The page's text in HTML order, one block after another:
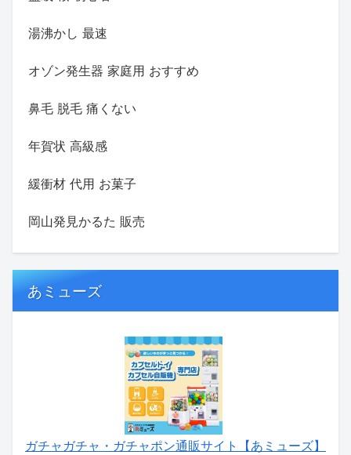
湯沸かし 最速
オゾン発生器 家庭用 おすすめ
鼻毛 脱毛 痛くない
年賀状 高級感
緩衝材 代用 お菓子
岡山発見かるた 販売
あミューズ
ガチャガチャ・ガチャポン通販サイト【あミューズ】